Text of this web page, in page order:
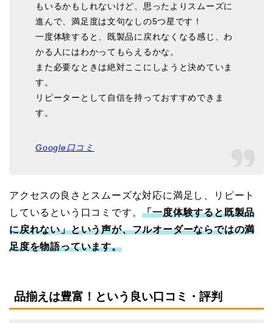
もいるかもしれないけど、思ったよりスムーズに
進んで、満足度は文句なしの5つ星です！
一度体験すると、既製品に戻れなくなる感じ、わ
かる人にはわかってもらえるかな。
また必要なときは絶対ここにしようと決めていま
す。
リピーターとして自信を持っておすすめできま
す。
Google口コミ
アクセスの良さとスムーズな対応に満足し、リピート
しているという口コミです。「一度体験すると既製品
に戻れない」という声が、フルオーダーならではの満
足度を物語っています。
品揃えは豊富！という良い口コミ・評判